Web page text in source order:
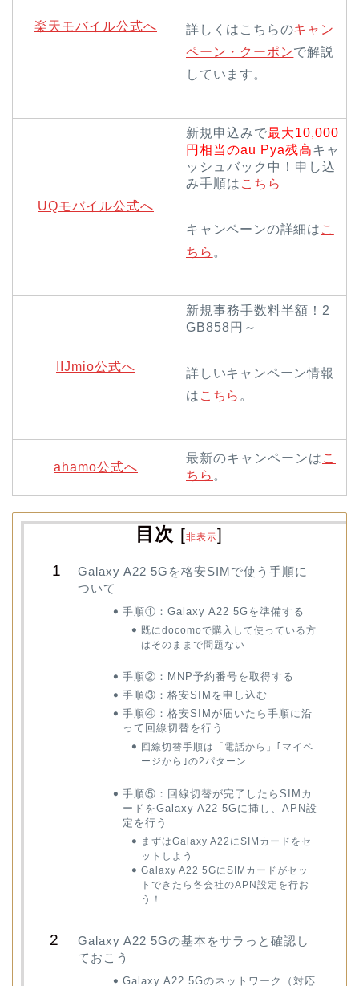
楽天モバイル公式へ 詳しくはこちらのキャン
ペーン・クーポンで解説
しています。
UQモバイル公式へ
新規申込みで最大10,000
円相当のau Pya残高キャ
ッシュバック中！申し込
み手順は こちら
キャンペーンの詳細は こ
ちら 。
IIJmio公式へ
新規事務手数料半額！2
GB858円～
詳しいキャンペーン情報
は こちら 。
ahamo公式へ
最新のキャンペーンは こ
ちら 。
目次 [非表示]
Galaxy A22 5Gを格安SIMで使う手順に
ついて
手順①：Galaxy A22 5Gを準備する
既にdocomoで購入して使っている方
はそのままで問題ない
手順②：MNP予約番号を取得する
手順③：格安SIMを申し込む
手順④：格安SIMが届いたら手順に沿
って回線切替を行う
回線切替手順は「電話から」｢マイペ
ージから｣の2パターン
手順⑤：回線切替が完了したらSIMカ
ードをGalaxy A22 5Gに挿し、APN設
定を行う
まずはGalaxy A22にSIMカードをセ
ットしよう
Galaxy A22 5GにSIMカードがセッ
トできたら各会社のAPN設定を行お
う！
Galaxy A22 5Gの基本をサラっと確認し
ておこう
Galaxy A22 5Gのネットワーク（対応